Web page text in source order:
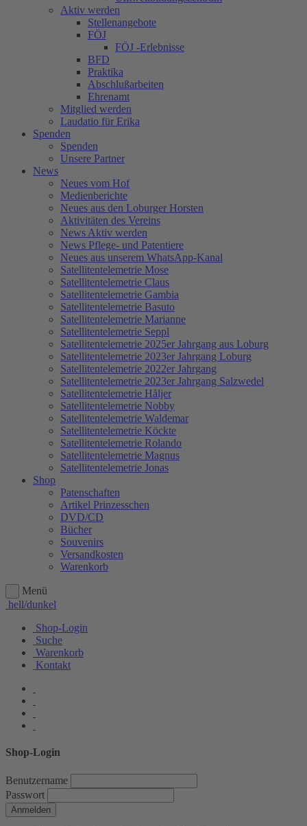
Aktiv werden
Stellenangebote
FÖJ
FÖJ -Erlebnisse
BFD
Praktika
Abschlußarbeiten
Ehrenamt
Mitglied werden
Laudatio für Erika
Spenden
Spenden
Unsere Partner
News
Neues vom Hof
Medienberichte
Neues aus den Loburger Horsten
Aktivitäten des Vereins
News Aktiv werden
News Pflege- und Patentiere
Neues aus unserem WhatsApp-Kanal
Satellitentelemetrie Mose
Satellitentelemetrie Claus
Satellitentelemetrie Gambia
Satellitentelemetrie Basuto
Satellitentelemetrie Marianne
Satellitentelemetrie Seppl
Satellitentelemetrie 2025er Jahrgang aus Loburg
Satellitentelemetrie 2023er Jahrgang Loburg
Satellitentelemetrie 2022er Jahrgang
Satellitentelemetrie 2023er Jahrgang Salzwedel
Satellitentelemetrie Håljer
Satellitentelemetrie Nobby
Satellitentelemetrie Waldemar
Satellitentelemetrie Köckte
Satellitentelemetrie Rolando
Satellitentelemetrie Magnus
Satellitentelemetrie Jonas
Shop
Patenschaften
Artikel Prinzesschen
DVD/CD
Bücher
Souvenirs
Versandkosten
Warenkorb
Menü
hell/dunkel
Shop-Login
Suche
Warenkorb
Kontakt
Shop-Login
Benutzername
Passwort
Anmelden